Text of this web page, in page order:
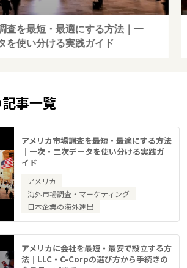
査を最短・最適にする方法｜一
を使い分ける実践ガイド
事一覧
アメリカ市場調査を最短・最適にする方法
｜一次・二次データを使い分ける実践ガ
イド
アメリカ
海外市場調査・マーケティング
日本企業の海外進出
アメリカに会社を最短・最安で設立する方
法｜LLC・C-Corpの選び方から手続きの